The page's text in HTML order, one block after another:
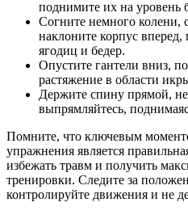
поднимите их на уровень
Согните немного колени,
наклоните корпус
ягодиц и бедер.
Опустите гантели вниз,
растяжение в области
Держите спину прямой, не
выпрямляйтесь,
Помните, что ключевым
упражнения является
избежать травм и получить
тренировки. Следите за
контролируйте движения и не